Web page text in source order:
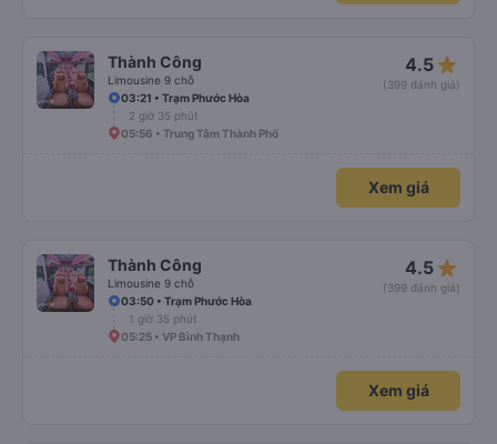
Thành Công
Limousine 9 chỗ
4.5 star_rate
(399 đánh giá)
03:21 • Trạm Phước Hòa
2 giờ 35 phút
05:56 • Trung Tâm Thành Phố
Xem giá
Thành Công
Limousine 9 chỗ
4.5 star_rate
(399 đánh giá)
03:50 • Trạm Phước Hòa
1 giờ 35 phút
05:25 • VP Bình Thạnh
Xem giá